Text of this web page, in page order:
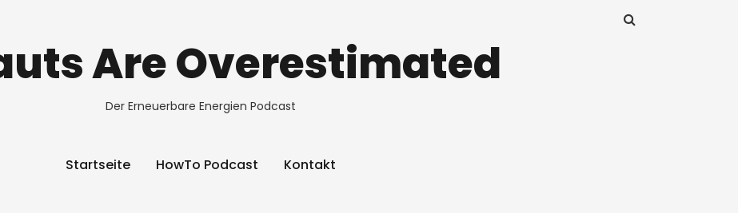
Are Overestimated
Der Erneuerbare Energien Podcast
Startseite HowTo Podcast Kontakt